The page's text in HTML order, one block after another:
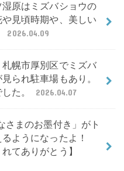
原はミズバショウの
見頃時期や、美しい
2026.04.09
札幌市厚別区でミズバ
られ駐車場もあり。
た。
2026.04.07
さまのお墨付き」がト
ようになったよ！
てありがとう】